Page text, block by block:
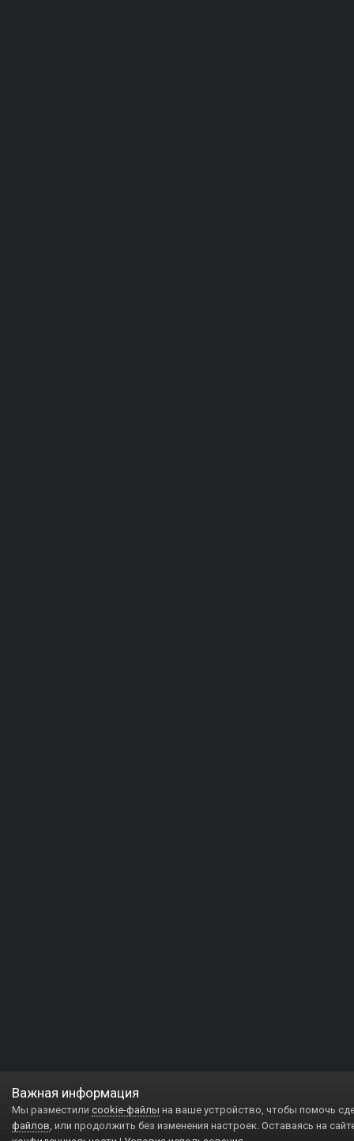
Важная информация
Мы разместили cookie-файлы на ваше устройство, чтобы помочь
файлов, или продолжить без изменения настроек. Оставаясь на